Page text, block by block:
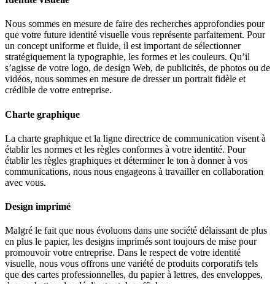
Nous sommes en mesure de faire des recherches approfondies pour
que votre future identité visuelle vous représente parfaitement. Pour
un concept uniforme et fluide, il est important de sélectionner
stratégiquement la typographie, les formes et les couleurs. Qu’il
s’agisse de votre logo, de design Web, de publicités, de photos ou de
vidéos, nous sommes en mesure de dresser un portrait fidèle et
crédible de votre entreprise.
Charte graphique
La charte graphique et la ligne directrice de communication visent à
établir les normes et les règles conformes à votre identité. Pour
établir les règles graphiques et déterminer le ton à donner à vos
communications, nous nous engageons à travailler en collaboration
avec vous.
Design imprimé
Malgré le fait que nous évoluons dans une société délaissant de plus
en plus le papier, les designs imprimés sont toujours de mise pour
promouvoir votre entreprise. Dans le respect de votre identité
visuelle, nous vous offrons une variété de produits corporatifs tels
que des cartes professionnelles, du papier à lettres, des enveloppes,